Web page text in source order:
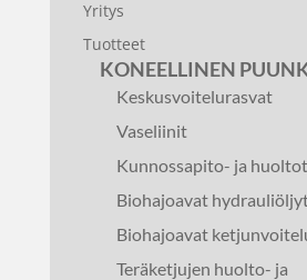
Yritys
Tuotteet
KONEELLINEN
Keskusvoitelurasvat
Vaseliinit
Kunnossapito- ja
Biohajoavat
Biohajoavat
Teräketjujen huolto- ja